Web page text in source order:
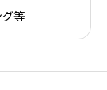
グ等